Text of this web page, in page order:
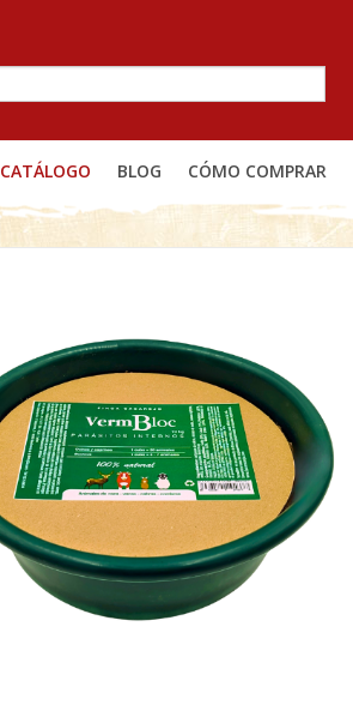
CATÁLOGO BLOG CÓMO COMPRAR